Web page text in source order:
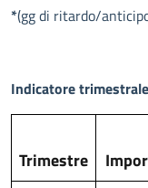
*(gg di ritardo/
Indicatore
Trimestre